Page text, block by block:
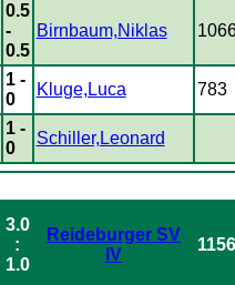
0.5
-
0.5
Birnbaum,Niklas
1 -
0
Kluge,Luca 783
1 -
0
Schiller,Leonard
3.0
:
1.0
Reideburger SV
IV